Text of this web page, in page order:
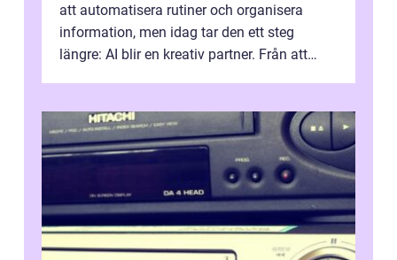
att automatisera rutiner och organisera
information, men idag tar den ett steg
längre: AI blir en kreativ partner. Från att